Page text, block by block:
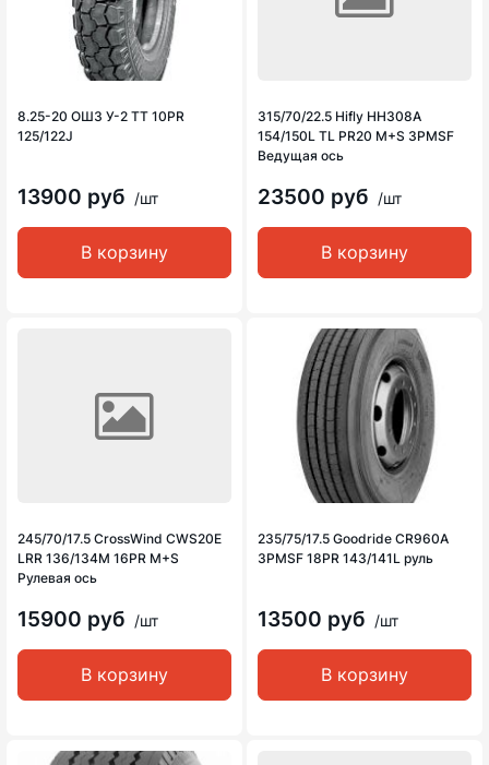
8.25-20 ОШЗ У-2 TT 10PR
125/122J
13900 руб /шт
В корзину
315/70/22.5 Hifly HH308A
154/150L TL PR20 M+S 3PMSF
Ведущая ось
23500 руб /шт
В корзину
245/70/17.5 CrossWind CWS20E
LRR 136/134M 16PR M+S
Рулевая ось
15900 руб /шт
В корзину
235/75/17.5 Goodride CR960A
3PMSF 18PR 143/141L руль
13500 руб /шт
В корзину